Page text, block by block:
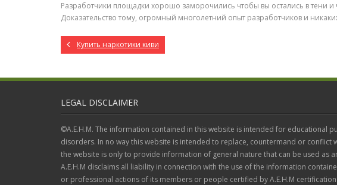
Разработчики площадки хорошо заморочились чтобы вы остались в тени
Доказательство тому, огромный многолетний опыт разработчиков и
Купить наркотики киви
LEGAL DISCLAIMER
©A.E.H.M. The information contained in this website is intended for
disorders. In no way this website is intended to replace, countermand or
the website is only to provide information of general nature that can be used
A.E.H.M disclaims all liability in connection with the use of the information
or professional actions of its members or people certified by A.E.H.M